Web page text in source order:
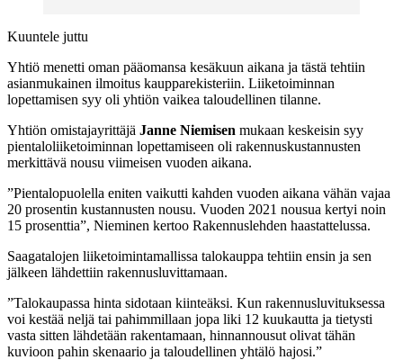
Kuuntele juttu
Yhtiö menetti oman pääomansa kesäkuun aikana ja tästä tehtiin
asianmukainen ilmoitus kaupparekisteriin. Liiketoiminnan
lopettamisen syy oli yhtiön vaikea taloudellinen tilanne.
Yhtiön omistajayrittäjä Janne Niemisen mukaan keskeisin syy
pientaloliiketoiminnan lopettamiseen oli rakennuskustannusten
merkittävä nousu viimeisen vuoden aikana.
”Pientalopuolella eniten vaikutti kahden vuoden aikana vähän vajaa
20 prosentin kustannusten nousu. Vuoden 2021 nousua kertyi noin
15 prosenttia”, Nieminen kertoo Rakennuslehden haastattelussa.
Saagatalojen liiketoimintamallissa talokauppa tehtiin ensin ja sen
jälkeen lähdettiin rakennusluvittamaan.
”Talokaupassa hinta sidotaan kiinteäksi. Kun rakennusluvituksessa
voi kestää neljä tai pahimmillaan jopa liki 12 kuukautta ja tietysti
vasta sitten lähdetään rakentamaan, hinnannousut olivat tähän
kuvioon pahin skenaario ja taloudellinen yhtälö hajosi.”